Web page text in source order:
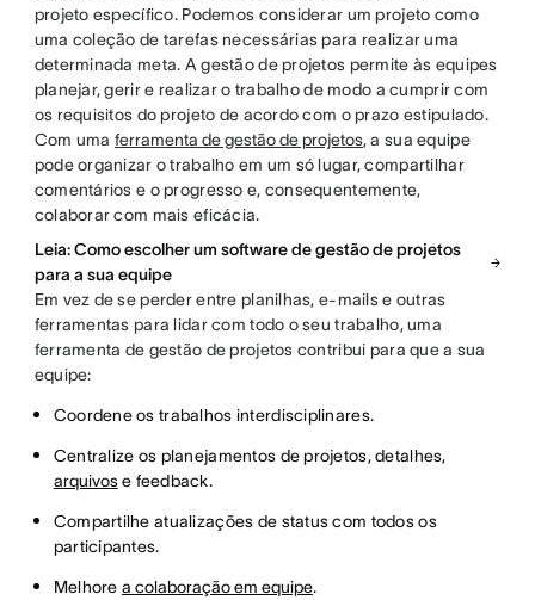
projeto específico. Podemos considerar um projeto como
uma coleção de tarefas necessárias para realizar uma
determinada meta. A gestão de projetos permite às equipes
planejar, gerir e realizar o trabalho de modo a cumprir com
os requisitos do projeto de acordo com o prazo estipulado.
Com uma ferramenta de gestão de projetos, a sua equipe
pode organizar o trabalho em um só lugar, compartilhar
comentários e o progresso e, consequentemente,
colaborar com mais eficácia.
Leia: Como escolher um software de gestão de projetos
para a sua equipe
Em vez de se perder entre planilhas, e-mails e outras
ferramentas para lidar com todo o seu trabalho, uma
ferramenta de gestão de projetos contribui para que a sua
equipe:
Coordene os trabalhos interdisciplinares.
Centralize os planejamentos de projetos, detalhes,
arquivose feedback.
Compartilhe atualizações de status com todos os
participantes.
Melhore a colaboração em equipe.